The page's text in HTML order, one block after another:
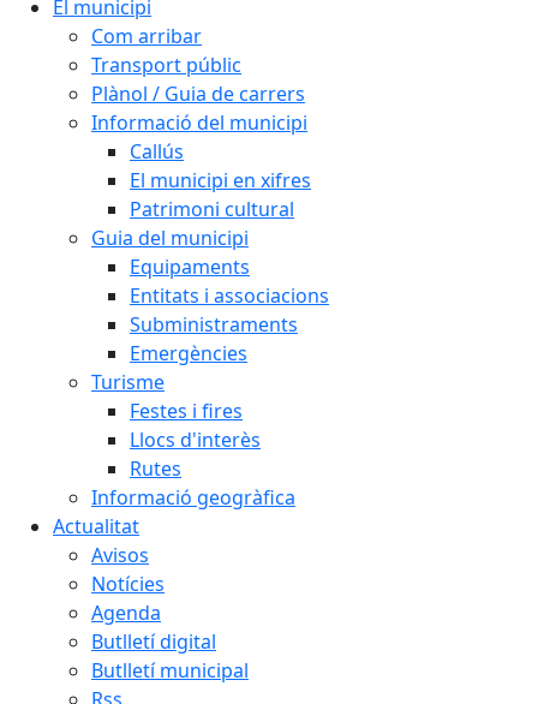
El municipi
Com arribar
Transport públic
Plànol / Guia de carrers
Informació del municipi
Callús
El municipi en xifres
Patrimoni cultural
Guia del municipi
Equipaments
Entitats i associacions
Subministraments
Emergències
Turisme
Festes i fires
Llocs d'interès
Rutes
Informació geogràfica
Actualitat
Avisos
Notícies
Agenda
Butlletí digital
Butlletí municipal